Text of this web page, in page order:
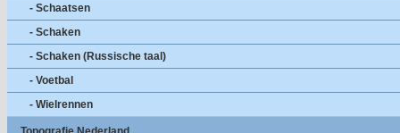
- Schaatsen
- Schaken
- Schaken (Russische taal)
- Voetbal
- Wielrennen